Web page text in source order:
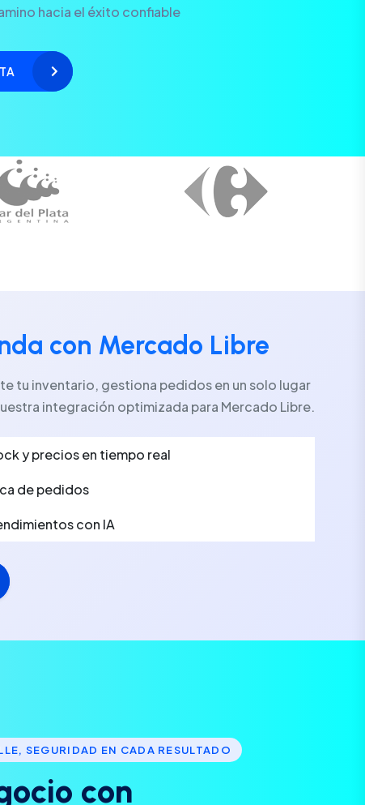
hacia el éxito confiable
con Mercado Libre
tu inventario, gestiona pedidos en un solo lugar
integración optimizada para Mercado Libre.
y precios en tiempo real
de pedidos
con IA
SEGURIDAD EN CADA RESULTADO
ocio con